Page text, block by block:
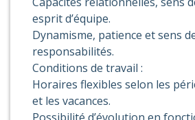
esprit d’équipe.
Dynamisme, patience et sens
responsabilités.
Conditions de travail :
Horaires flexibles selon les
et les vacances.